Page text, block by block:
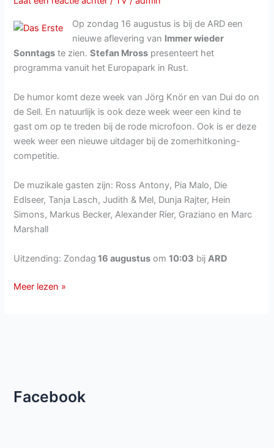
Op zondag 16 augustus is bij de ARD een
nieuwe aflevering van Immer wieder
Sonntags te zien.Stefan Mross presenteert het
programma vanuit het Europapark in Rust.
De humor komt deze week van Jörg Knör en van Dui do on
de Sell. En natuurlijk is ook deze week weer een kind te
gast om op te treden bij de rode microfoon. Ook is er deze
week weer een nieuwe uitdager bij de zomerhitkoning-
competitie.
De muzikale gasten zijn: Ross Antony, Pia Malo, Die
Edlseer, Tanja Lasch, Judith & Mel, Dunja Rajter, Hein
Simons, Markus Becker, Alexander Rier, Graziano en Marc
Marshall
Uitzending: Zondag 16 augustus om10:03 bijARD
Immer
2020
Meer lezen »
Facebook